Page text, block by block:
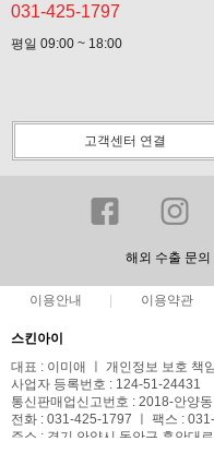
031-425-1797
평일 09:00 ~ 18:00
고객센터 연결
해외 수출 문
이용안내 이용약관
스킨아이
대표 : 이미애 ㅣ 개인정보 보호 책
사업자 등록번호 : 124-51-24431
통신판매업신고번호 : 2018-안양
전화 : 031-425-1797 ㅣ 팩스 :
주소 : 경기 안양시 동안구 흥안대